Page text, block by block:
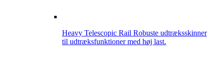
Heavy Telescopic Rail Robuste udtræksskinner
til udtræksfunktioner med høj last.